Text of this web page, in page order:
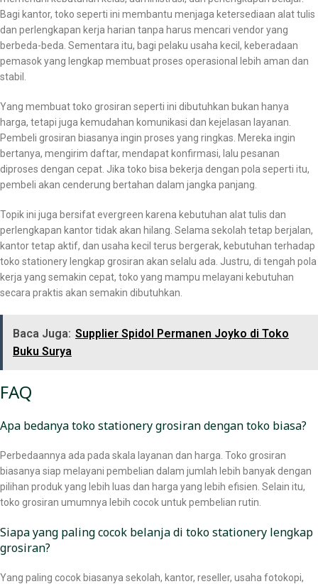
Bagi kantor, toko seperti ini membantu menjaga ketersediaan alat tulis
dan perlengkapan kerja harian tanpa harus mencari vendor yang
berbeda-beda. Sementara itu, bagi pelaku usaha kecil, keberadaan
pemasok yang lengkap membuat proses operasional lebih aman dan
stabil.
Yang membuat toko grosiran seperti ini dibutuhkan bukan hanya
harga, tetapi juga kemudahan komunikasi dan kejelasan layanan.
Pembeli grosiran biasanya ingin proses yang ringkas. Mereka ingin
bertanya, mengirim daftar, mendapat konfirmasi, lalu pesanan
diproses dengan cepat. Jika toko bisa bekerja dengan pola seperti itu,
pembeli akan cenderung bertahan dalam jangka panjang.
Topik ini juga bersifat evergreen karena kebutuhan alat tulis dan
perlengkapan kantor tidak akan hilang. Selama sekolah tetap berjalan,
kantor tetap aktif, dan usaha kecil terus bergerak, kebutuhan terhadap
toko stationery lengkap grosiran akan selalu ada. Justru, di tengah pola
kerja yang semakin cepat, toko yang mampu melayani kebutuhan
secara praktis akan semakin dibutuhkan.
Baca Juga: Supplier Spidol Permanen Joyko di Toko
Buku Surya
FAQ
Apa bedanya toko stationery grosiran dengan toko biasa?
Perbedaannya ada pada skala layanan dan harga. Toko grosiran
biasanya siap melayani pembelian dalam jumlah lebih banyak dengan
pilihan produk yang lebih luas dan harga yang lebih efisien. Selain itu,
toko grosiran umumnya lebih cocok untuk pembelian rutin.
Siapa yang paling cocok belanja di toko stationery lengkap
grosiran?
Yang paling cocok biasanya sekolah, kantor, reseller, usaha fotokopi,